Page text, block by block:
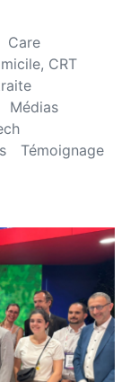
Care
CRT
Médias
Témoignage